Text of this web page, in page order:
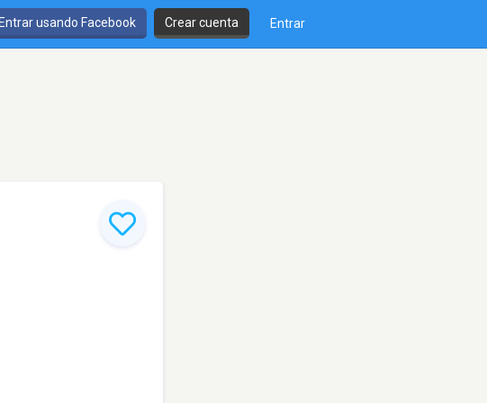
usando Facebook Crear cuenta Entrar